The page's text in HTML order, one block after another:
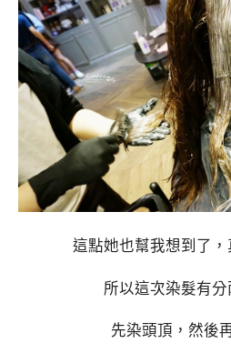
這點她也幫我想到了，
所以這次染髮有分
先染頭頂，然後